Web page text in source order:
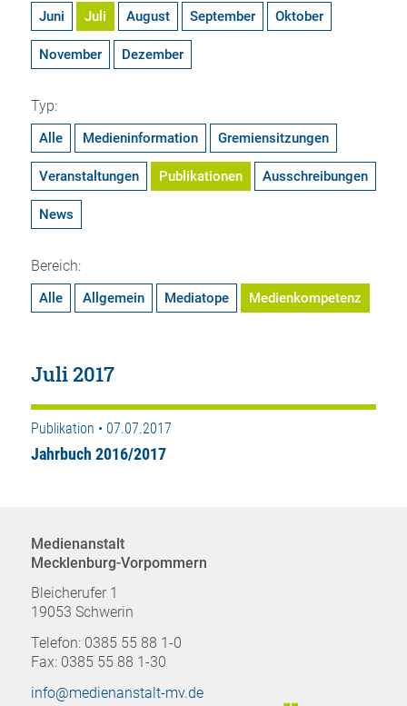
Juni Juli August September Oktober
November Dezember
Typ:
Alle Medieninformation Gremiensitzungen
Veranstaltungen Publikationen Ausschreibungen
News
Bereich:
Alle Allgemein Mediatope Medienkompetenz
Juli 2017
Publikation • 07.07.2017
Jahrbuch 2016/2017
Medienanstalt
Mecklenburg-Vorpommern
Bleicherufer 1
19053 Schwerin
Telefon: 0385 55 88 1-0
Fax: 0385 55 88 1-30
info@medienanstalt-mv.de